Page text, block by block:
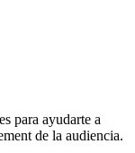
para ayudarte a
de la audiencia.